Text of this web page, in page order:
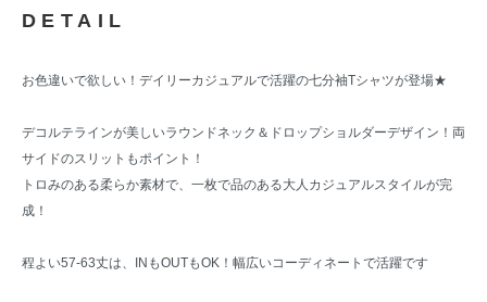
DETAIL
お色違いで欲しい！デイリーカジュアルで活躍の七分袖Tシャツが登場★
デコルテラインが美しいラウンドネック＆ドロップショルダーデザイン！両
サイドのスリットもポイント！
トロみのある柔らか素材で、一枚で品のある大人カジュアルスタイルが完
成！
程よい57-63丈は、INもOUTもOK！幅広いコーディネートで活躍です